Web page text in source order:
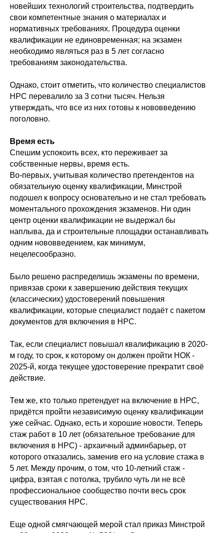
новейших технологий строительства, подтвердить
свои компетентные знания о материалах и
нормативных требованиях. Процедура оценки
квалификации не единовременная; на экзамен
необходимо являться раз в 5 лет согласно
требованиям законодательства.
Однако, стоит отметить, что количество специалистов
НРС перевалило за 3 cотни тысяч. Нельзя
утверждать, что все из них готовы к нововведению
поголовно.
Время есть
Спешим успокоить всех, кто переживает за
собственные нервы, время есть.
Во-первых, учитывая количество претендентов на
обязательную оценку квалификации, Минстрой
подошел к вопросу основательно и не стал требовать
моментального прохождения экзаменов. Ни один
центр оценки квалификации не выдержал бы
наплыва, да и строительные площадки останавливать
одним нововведением, как минимум,
нецелесообразно.
Было решено распределишь экзамены по времени,
привязав сроки к завершению действия текущих
(классических) удостоверений повышения
квалификации, которые специалист подаёт с пакетом
документов для включения в НРС.
Так, если специалист повышал квалификацию в 2020-
м году, то срок, к которому он должен пройти НОК -
2025-й, когда текущее удостоверение прекратит своё
действие.
Тем же, кто только претендует на включение в НРС,
придётся пройти независимую оценку квалификации
уже сейчас. Однако, есть и хорошие новости. Теперь
стаж работ в 10 лет (обязательное требование для
включения в НРС) - архаичный админбарьер, от
которого отказались, заменив его на условие стажа в
5 лет. Между прочим, о том, что 10-летний стаж -
цифра, взятая с потолка, трубило чуть ли не всё
профессиональное сообщество почти весь срок
существования НРС.
Еще одной смягчающей мерой стал приказ Минстрой